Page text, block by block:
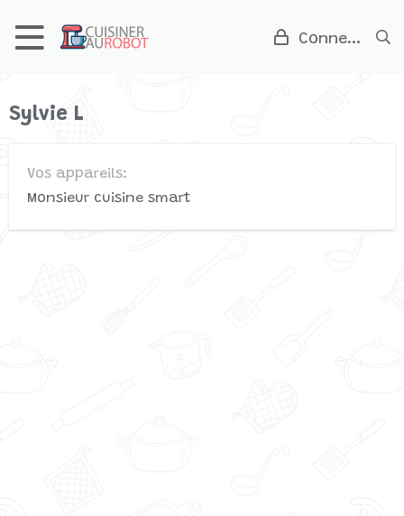
Connexion
Sylvie L
Vos appareils
Monsieur cuisine smart